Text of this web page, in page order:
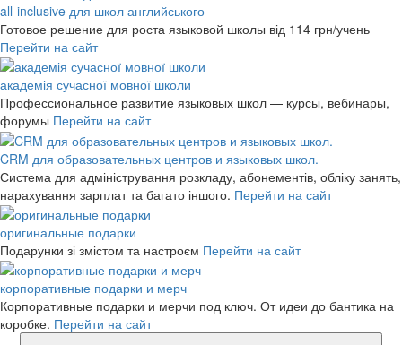
all-inclusive для школ английського
Готовое решение для роста языковой школы від 114 грн/учень
Перейти на сайт
академія сучасної мовної школи
Профессиональное развитие языковых школ — курсы, вебинары,
форумы Перейти на сайт
CRM для образовательных центров и языковых школ.
Система для адміністрування розкладу, абонементів, обліку занять,
нарахування зарплат та багато іншого. Перейти на сайт
оригинальные подарки
Подарунки зі змістом та настроєм Перейти на сайт
корпоративные подарки и мерч
Корпоративные подарки и мерчи под ключ. От идеи до бантика на
коробке. Перейти на сайт